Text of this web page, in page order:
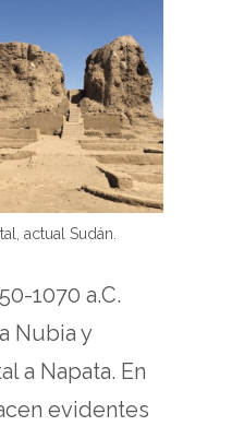
actual Sudán.
1070 a.C.
Nubia y
a Napata. En
evidentes